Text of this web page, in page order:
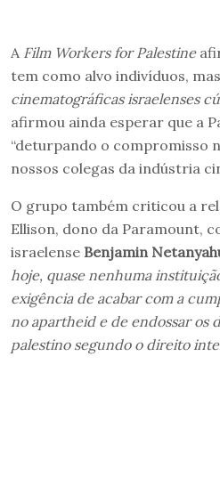
A Film Workers for Palestine
tem como alvo indivíduos, mas
cinematográficas israelenses
afirmou ainda esperar que a
“deturpando o compromisso
nossos colegas da indústria
O grupo também criticou a
Ellison, dono da Paramount,
israelense Benjamin
hoje, quase nenhuma
exigência de acabar com a
no apartheid e de endossar os
palestino segundo o direito